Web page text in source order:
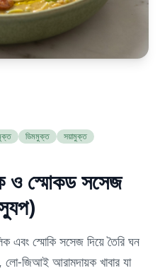
ডিমমুক্ত
সয়ামুক্ত
ও স্মোকড সসেজ
এবং স্মোকি সসেজ দিয়ে তৈরি ঘন
জিআই আরামদায়ক খাবার যা